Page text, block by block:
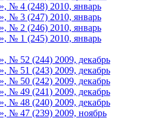
№ 4 (248) 2010, январь
№ 3 (247) 2010, январь
№ 2 (246) 2010, январь
№ 1 (245) 2010, январь
№ 52 (244) 2009, декабрь
№ 51 (243) 2009, декабрь
№ 50 (242) 2009, декабрь
№ 49 (241) 2009, декабрь
№ 48 (240) 2009, декабрь
№ 47 (239) 2009, ноябрь